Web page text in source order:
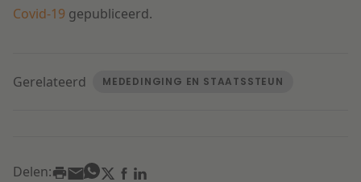
Covid-19 gepubliceerd.
Gerelateerd MEDEDINGING EN STAATSSTEUN
Delen: